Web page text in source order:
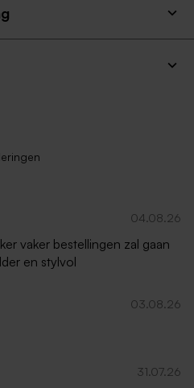
04.08.26
vaker bestellingen zal gaan
en stylvol
03.08.26
31.07.26